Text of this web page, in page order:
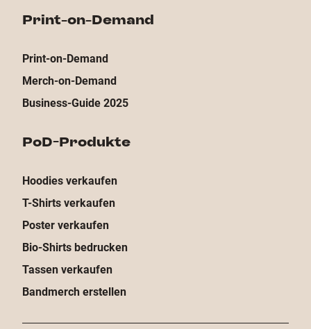
Print-on-Demand
Print-on-Demand
Merch-on-Demand
Business-Guide 2025
PoD-Produkte
Hoodies verkaufen
T-Shirts verkaufen
Poster verkaufen
Bio-Shirts bedrucken
Tassen verkaufen
Bandmerch erstellen